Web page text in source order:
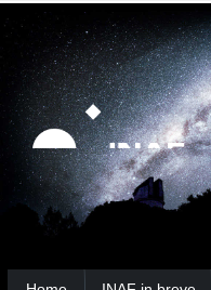
Strumenti
personali
Salta
contenuti.
|
Salta
alla
navigazione
Ricerca
avanzata…